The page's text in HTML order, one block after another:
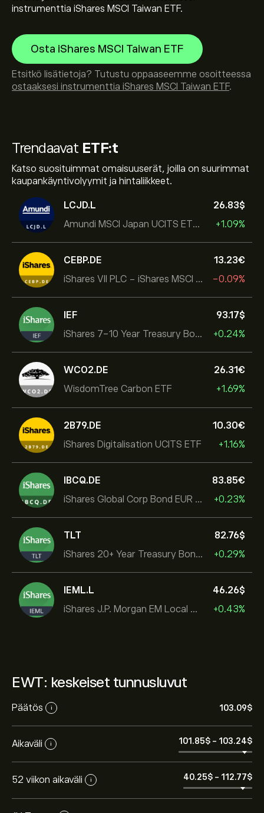
Trendaavat ETF:t
Katso suosituimmat omaisuuserät, joilla on suurimmat
kaupankäyntivolyymit ja hintaliikkeet.
LCJD.L
Amundi MSCI Japan UCITS ETF Acc
26.83‎$‎
+1.09%
CEBP.DE
iShares VII PLC - iShares MSCI EMU USD Hedged UCITS ETF
13.23‎€‎
-0.09%
IEF
iShares 7-10 Year Treasury Bond ETF
93.17‎$‎
+0.24%
WCO2.DE
WisdomTree Carbon ETF
26.31‎€‎
+1.69%
2B79.DE
iShares Digitalisation UCITS ETF
10.30‎€‎
+1.16%
IBCQ.DE
iShares Global Corp Bond EUR Hedged UCITS ETF Dist
83.85‎€‎
+0.23%
TLT
iShares 20+ Year Treasury Bond ETF
82.76‎$‎
+0.29%
IEML.L
iShares J.P. Morgan EM Local Govt Bond UCITS ETF
46.26‎$‎
+0.43%
EWT: keskeiset tunnusluvut
Päätös i 103.09‎$‎
Aikaväli i 101.85‎$‎ - 103.24‎$‎
52 viikon aikaväli i 40.25‎$‎ - 112.77‎$‎
instrumenttia iShares MSCI Taiwan ETF.
Osta iShares MSCI Taiwan ETF
Etsitkö lisätietoja? Tutustu oppaaseemme osoitteessa
ostaaksesi instrumenttia iShares MSCI Taiwan ETF.